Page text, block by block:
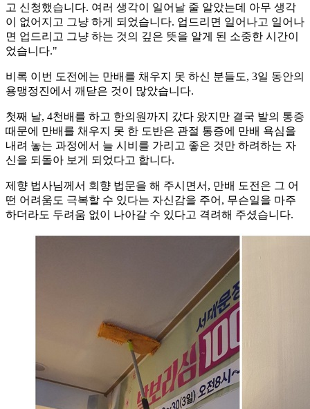
고 신청했습니다. 여러 생각이 일어날 줄 알았는데 아무 생각
이 없어지고 그냥 하게 되었습니다. 업드리면 일어나고 일어나
면 업드리고 그냥 하는 것의 깊은 뜻을 알게 된 소중한 시간이
었습니다."
비록 이번 도전에는 만배를 채우지 못 하신 분들도, 3일 동안의
용맹정진에서 깨닫은 것이 많았습니다.
첫째 날, 4천배를 하고 한의원까지 갔다 왔지만 결국 발의 통증
때문에 만배를 채우지 못 한 도반은 관절 통증에 만배 욕심을
내려 놓는 과정에서 늘 시비를 가리고 좋은 것만 하려하는 자
신을 되돌아 보게 되었다고 합니다.
제향 법사님께서 회향 법문을 해 주시면서, 만배 도전은 그 어
떤 어려움도 극복할 수 있다는 자신감을 주어, 무슨일을 마주
하더라도 두려움 없이 나아갈 수 있다고 격려해 주셨습니다.